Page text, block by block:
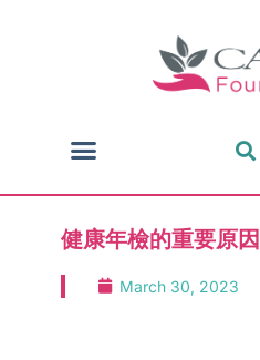
健康年檢的重要原因
March 30, 2023